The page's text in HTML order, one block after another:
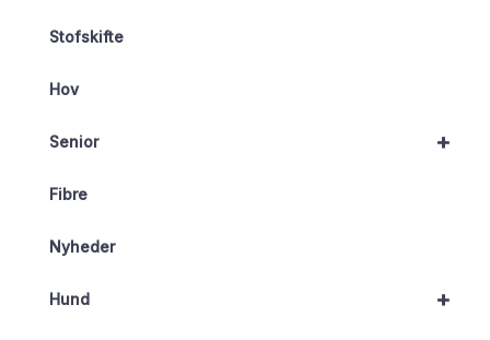
Stofskifte
Hov
+
Senior
Fibre
Nyheder
+
Hund